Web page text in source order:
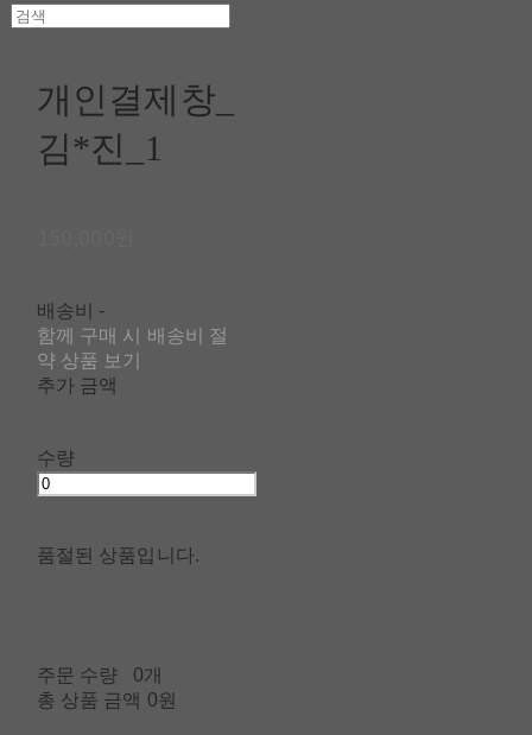
개인결제창_
김*진_1
배송비 -
함께 구매 시 배송비 절
약 상품 보기
추가 금액
수량
품절된 상품입니다.
주문 수량
0개
총 상품 금액 0원